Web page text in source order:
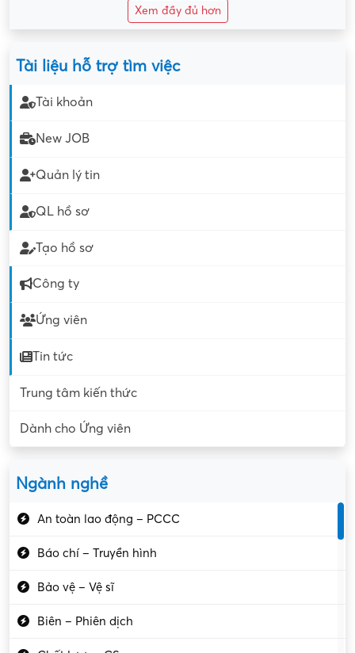
Xem đầy đủ hơn
Tài liệu hỗ trợ tìm việc
Tài khoản
New JOB
Quản lý tin
QL hồ sơ
Tạo hồ sơ
Công ty
Ứng viên
Tin tức
Trung tâm kiến thức
Dành cho Ứng viên
Ngành nghề
An toàn lao động – PCCC
Báo chí – Truyền hình
Bảo vệ – Vệ sĩ
Biên – Phiên dịch